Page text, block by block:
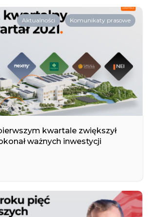
Aktualności Komunikaty prasowe
kwartale zwiększył
ważnych inwestycji